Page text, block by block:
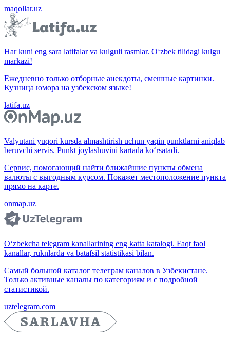
maqollar.uz
Har kuni eng sara latifalar va kulguli rasmlar. O‘zbek tilidagi kulgu
markazi!
Ежедневно только отборные анекдоты, смешные картинки.
Кузница юмора на узбекском языке!
latifa.uz
Valyutani yuqori kursda almashtirish uchun yaqin punktlarni aniqlab
beruvchi servis. Punkt joylashuvini kartada ko‘rsatadi.
Сервис, помогающий найти ближайшие пункты обмена
валюты с выгодным курсом. Покажет местоположение пункта
прямо на карте.
onmap.uz
O‘zbekcha telegram kanallarining eng katta katalogi. Faqt faol
kanallar, ruknlarda va batafsil statistikasi bilan.
Самый большой каталог телеграм каналов в Узбекистане.
Только активные каналы по категориям и с подробной
статистикой.
uztelegram.com